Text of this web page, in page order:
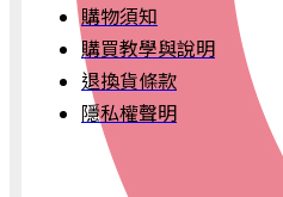
購物須知
購買教學與說明
退換貨條款
隱私權聲明